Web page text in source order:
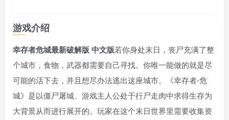
游戏介绍
幸存者危城最新破解版 中文版若你身处末日，丧尸充满了整
个城市，食物，武器都需要自己寻找。你唯一能做的就是尽
可能的活下去，并且想尽办法逃出这座城市。《幸存者-危
城》是以僵尸屠城、游戏主人公处于行尸走肉中求得生存为
大背景从而进行展开的。玩家在这个末日世界里需要收集资